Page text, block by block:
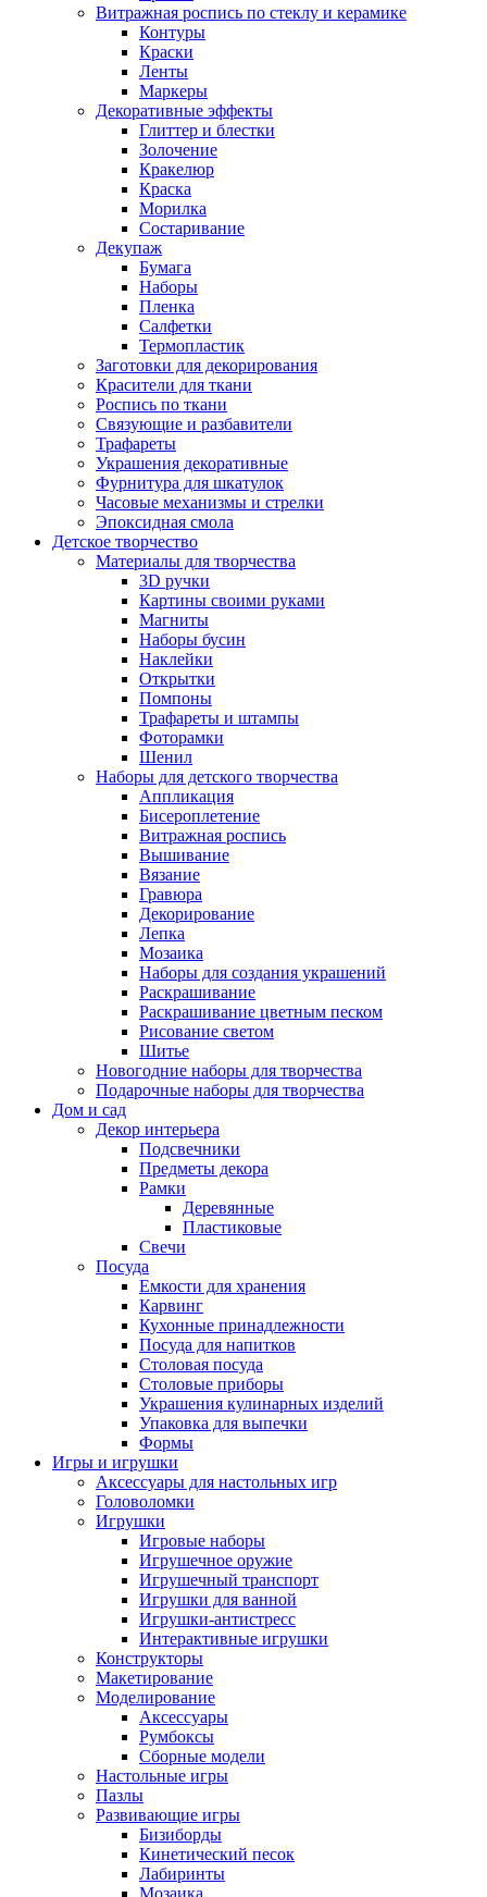
Витражная роспись по стеклу и керамике
Контуры
Краски
Ленты
Маркеры
Декоративные эффекты
Глиттер и блестки
Золочение
Кракелюр
Краска
Морилка
Состаривание
Декупаж
Бумага
Наборы
Пленка
Салфетки
Термопластик
Заготовки для декорирования
Красители для ткани
Роспись по ткани
Связующие и разбавители
Трафареты
Украшения декоративные
Фурнитура для шкатулок
Часовые механизмы и стрелки
Эпоксидная смола
Детское творчество
Материалы для творчества
3D ручки
Картины своими руками
Магниты
Наборы бусин
Наклейки
Открытки
Помпоны
Трафареты и штампы
Фоторамки
Шенил
Наборы для детского творчества
Аппликация
Бисероплетение
Витражная роспись
Вышивание
Вязание
Гравюра
Декорирование
Лепка
Мозаика
Наборы для создания украшений
Раскрашивание
Раскрашивание цветным песком
Рисование светом
Шитье
Новогодние наборы для творчества
Подарочные наборы для творчества
Дом и сад
Декор интерьера
Подсвечники
Предметы декора
Рамки
Деревянные
Пластиковые
Свечи
Посуда
Емкости для хранения
Карвинг
Кухонные принадлежности
Посуда для напитков
Столовая посуда
Столовые приборы
Украшения кулинарных изделий
Упаковка для выпечки
Формы
Игры и игрушки
Аксессуары для настольных игр
Головоломки
Игрушки
Игровые наборы
Игрушечное оружие
Игрушечный транспорт
Игрушки для ванной
Игрушки-антистресс
Интерактивные игрушки
Конструкторы
Макетирование
Моделирование
Аксессуары
Румбоксы
Сборные модели
Настольные игры
Пазлы
Развивающие игры
Бизиборды
Кинетический песок
Лабиринты
Мозаика